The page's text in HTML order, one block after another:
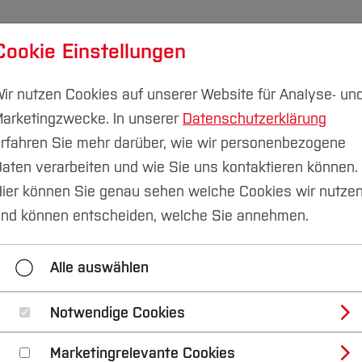
Forschung & Transfer
Neue
Einstellungen
nutzen Cookies auf unserer Website für Analyse- und
In unserer Datenschutzerklärung
Sie mehr darüber, wie wir personenbezogene
verarbeiten und wie Sie uns kontaktieren können.
können Sie genau sehen welche Cookies wir nutzen
können entscheiden, welche Sie annehmen.
Alle auswählen
Notwendige Cookies
Marketingrelevante Cookies